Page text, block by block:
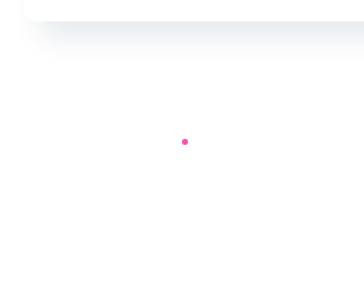
Ремонт цепи питания